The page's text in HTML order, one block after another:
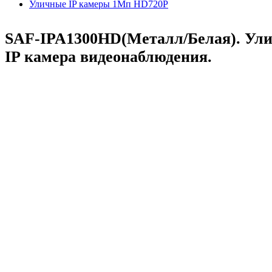
Уличные IP камеры 1Мп HD720P
SAF-IPA1300HD(Металл/Белая).
IP камера видеонаблюдения.